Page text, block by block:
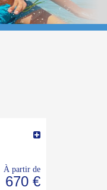
À partir de
670 €